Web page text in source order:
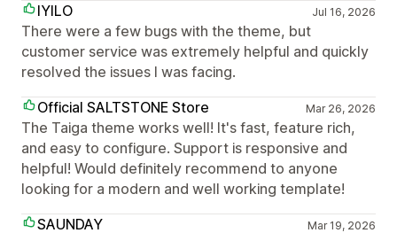
IYILO
Jul 16, 2026
There were a few bugs with the theme, but
customer service was extremely helpful and quickly
resolved the issues I was facing.
Official SALTSTONE Store
Mar 26, 2026
The Taiga theme works well! It's fast, feature rich,
and easy to configure. Support is responsive and
helpful! Would definitely recommend to anyone
looking for a modern and well working template!
SAUNDAY
Mar 19, 2026